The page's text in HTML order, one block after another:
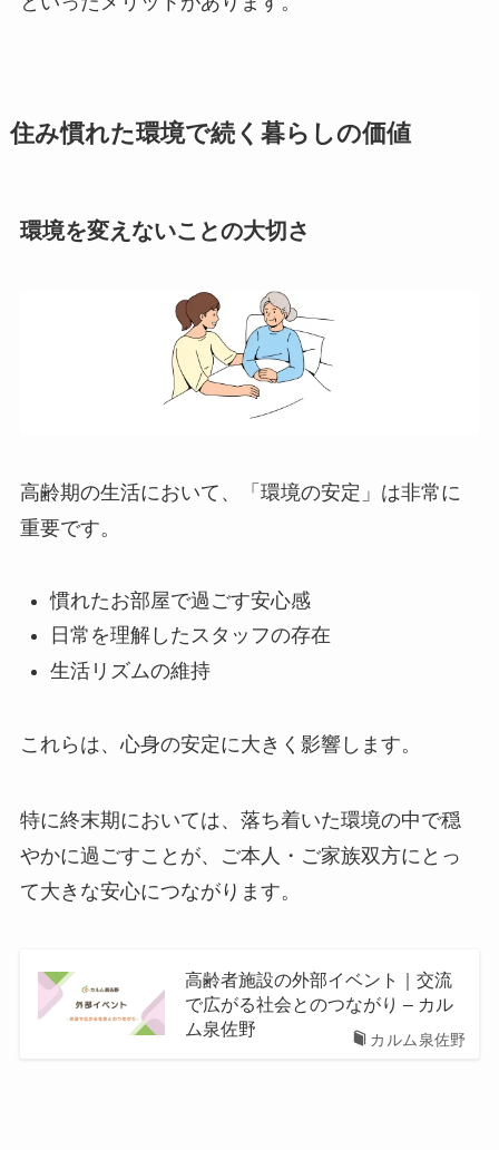
住み慣れた環境で続く暮らしの価値
環境を変えないことの大切さ
高齢期の生活において、「環境の安定」は非常に
重要です。
慣れたお部屋で過ごす安心感
日常を理解したスタッフの存在
生活リズムの維持
これらは、心身の安定に大きく影響します。
特に終末期においては、落ち着いた環境の中で穏
やかに過ごすことが、ご本人・ご家族双方にとっ
て大きな安心につながります。
カルム泉佐野
高齢者施設の外部イベント｜交流
で広がる社会とのつながり – カル
ム泉佐野